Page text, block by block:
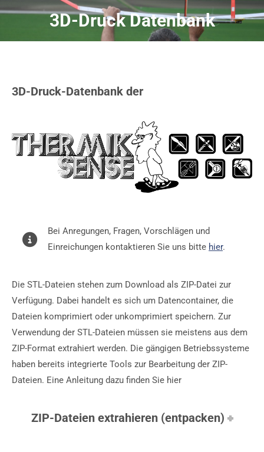
3D-Druck Datenbank
Sie befinden sich hier:
3D-Druck-Datenbank der
Bei Anregungen, Fragen, Vorschlägen und
Einreichungen kontaktieren Sie uns bitte hier.
Die STL-Dateien stehen zum Download als ZIP-Datei zur
Verfügung. Dabei handelt es sich um Datencontainer, die
Dateien komprimiert oder unkomprimiert speichern. Zur
Verwendung der STL-Dateien müssen sie meistens aus dem
ZIP-Format extrahiert werden. Die gängigen Betriebssysteme
haben bereits integrierte Tools zur Bearbeitung der ZIP-
Dateien. Eine Anleitung dazu finden Sie hier
ZIP-Dateien extrahieren (entpacken)